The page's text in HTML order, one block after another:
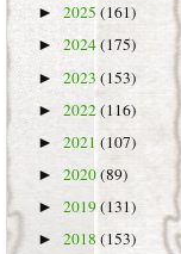
► 2025 (161)
► 2024(175)
► 2023 (153)
► 2022(116)
► 2021 (107)
► 2020(89)
► 2019(131)
► 2018 (153)